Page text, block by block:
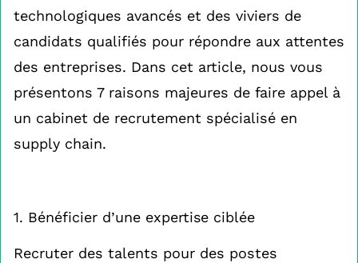
technologiques avancés et des viviers de
candidats qualifiés pour répondre aux attentes
des entreprises. Dans cet article, nous vous
présentons 7 raisons majeures de faire appel à
un cabinet de recrutement spécialisé en
supply chain.
1. Bénéficier d’une expertise ciblée
Recruter des talents pour des postes